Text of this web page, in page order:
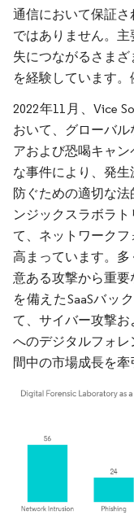
通信において保証
ではありません。
失につながるさま
を経験しています。
2022年11月、Vice
おいて、グローバ
アおよび恐喝キャ
な事件により、発
防ぐための適切な
ンジックスラボラ
て、ネットワーク
高まっています。
意ある攻撃から重
を備えたSaaSバッ
て、サイバー攻撃
へのデジタルフォ
間中の市場成長を牽